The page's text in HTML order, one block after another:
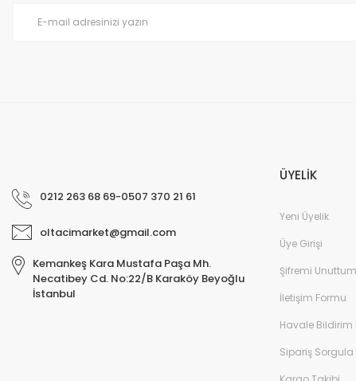
0212 263 68 69-0507 370 21 61
oltacimarket@gmail.com
Kemankeş Kara Mustafa Paşa Mh.
Necatibey Cd. No:22/B Karaköy Beyoğlu
İstanbul
ÜYELİK
Yeni Üyelik
Üye Girişi
Şifremi Unuttum
İletişim Formu
Havale Bildirim
Sipariş Sorgula